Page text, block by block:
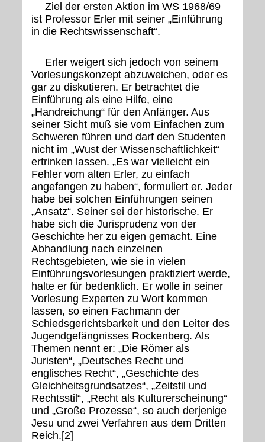
Ziel der ersten Aktion im WS 1968/69
ist Professor Erler mit seiner „Einführung
in die Rechtswissenschaft“.
Erler weigert sich jedoch von seinem
Vorlesungskonzept abzuweichen, oder es
gar zu diskutieren. Er betrachtet die
Einführung als eine Hilfe, eine
„Handreichung“ für den Anfänger. Aus
seiner Sicht muß sie vom Einfachen zum
Schweren führen und darf den Studenten
nicht im „Wust der Wissenschaftlichkeit“
ertrinken lassen. „Es war vielleicht ein
Fehler vom alten Erler, zu einfach
angefangen zu haben“, formuliert er. Jeder
habe bei solchen Einführungen seinen
„Ansatz“. Seiner sei der historische. Er
habe sich die Jurisprudenz von der
Geschichte her zu eigen gemacht. Eine
Abhandlung nach einzelnen
Rechtsgebieten, wie sie in vielen
Einführungsvorlesungen praktiziert werde,
halte er für bedenklich. Er wolle in seiner
Vorlesung Experten zu Wort kommen
lassen, so einen Fachmann der
Schiedsgerichtsbarkeit und den Leiter des
Jugendgefängnisses Rockenberg. Als
Themen nennt er: „Die Römer als
Juristen“, „Deutsches Recht und
englisches Recht“, „Geschichte des
Gleichheitsgrundsatzes“, „Zeitstil und
Rechtsstil“, „Recht als Kulturerscheinung“
und „Große Prozesse“, so auch derjenige
Jesu und zwei Verfahren aus dem Dritten
Reich.[2]